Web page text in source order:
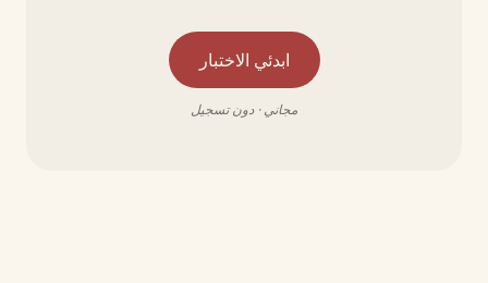
ابدئي الاختبار
مجاني · دون تسجيل